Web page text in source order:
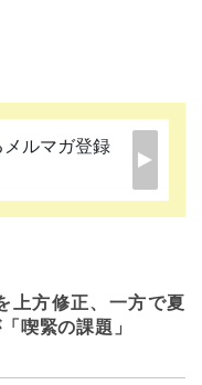
ルマガ登録
上方修正、一方で夏
喫緊の課題」